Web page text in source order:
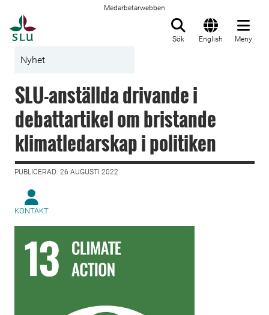
Medarbetarwebben
Sök English Meny
Nyhet
SLU-anställda drivande i
debattartikel om bristande
klimatledarskap i politiken
PUBLICERAD: 26 AUGUSTI 2022
KONTAKT